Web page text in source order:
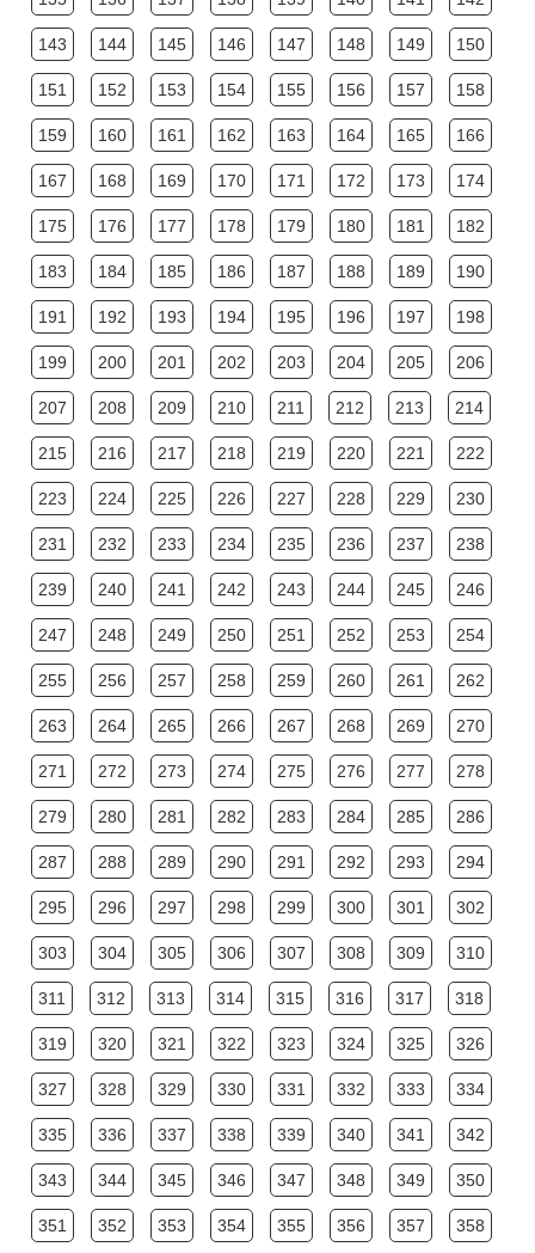
143 144 145 146 147 148 149 150
151 152 153 154 155 156 157 158
159 160 161 162 163 164 165 166
167 168 169 170 171 172 173 174
175 176 177 178 179 180 181 182
183 184 185 186 187 188 189 190
191 192 193 194 195 196 197 198
199 200 201 202 203 204 205 206
207 208 209 210 211 212 213 214
215 216 217 218 219 220 221 222
223 224 225 226 227 228 229 230
231 232 233 234 235 236 237 238
239 240 241 242 243 244 245 246
247 248 249 250 251 252 253 254
255 256 257 258 259 260 261 262
263 264 265 266 267 268 269 270
271 272 273 274 275 276 277 278
279 280 281 282 283 284 285 286
287 288 289 290 291 292 293 294
295 296 297 298 299 300 301 302
303 304 305 306 307 308 309 310
311 312 313 314 315 316 317 318
319 320 321 322 323 324 325 326
327 328 329 330 331 332 333 334
335 336 337 338 339 340 341 342
343 344 345 346 347 348 349 350
351 352 353 354 355 356 357 358